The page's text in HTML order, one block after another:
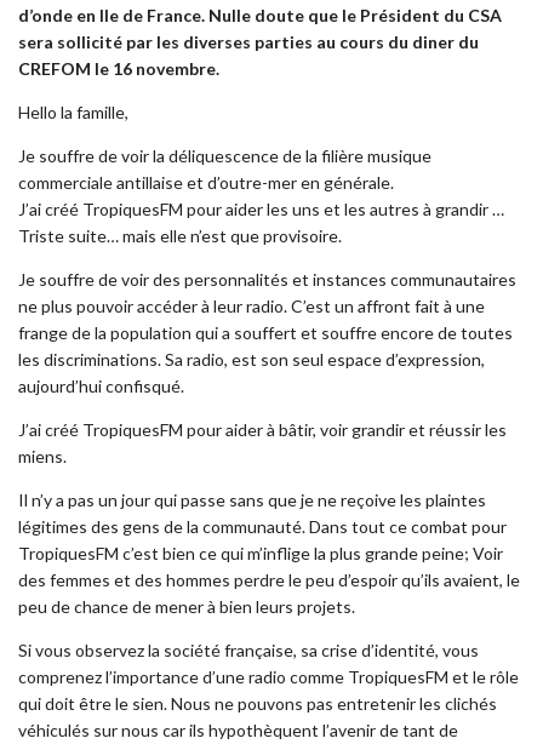
d’onde en Ile de France. Nulle doute que le Président du CSA
sera sollicité par les diverses parties au cours du diner du
CREFOM le 16 novembre.
Hello la famille,
Je souffre de voir la déliquescence de la filière musique
commerciale antillaise et d’outre-mer en générale.
J’ai créé TropiquesFM pour aider les uns et les autres à grandir …
Triste suite… mais elle n’est que provisoire.
Je souffre de voir des personnalités et instances communautaires
ne plus pouvoir accéder à leur radio. C’est un affront fait à une
frange de la population qui a souffert et souffre encore de toutes
les discriminations. Sa radio, est son seul espace d’expression,
aujourd’hui confisqué.
J’ai créé TropiquesFM pour aider à bâtir, voir grandir et réussir les
miens.
Il n’y a pas un jour qui passe sans que je ne reçoive les plaintes
légitimes des gens de la communauté. Dans tout ce combat pour
TropiquesFM c’est bien ce qui m’inflige la plus grande peine; Voir
des femmes et des hommes perdre le peu d’espoir qu’ils avaient, le
peu de chance de mener à bien leurs projets.
Si vous observez la société française, sa crise d’identité, vous
comprenez l’importance d’une radio comme TropiquesFM et le rôle
qui doit être le sien. Nous ne pouvons pas entretenir les clichés
véhiculés sur nous car ils hypothèquent l’avenir de tant de